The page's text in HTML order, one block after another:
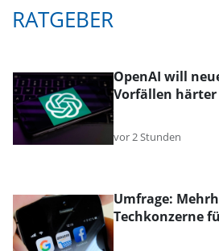
RATGEBER
OpenAI will
Vorfällen
vor 2 Stunden
Umfrage:
Techkonzerne